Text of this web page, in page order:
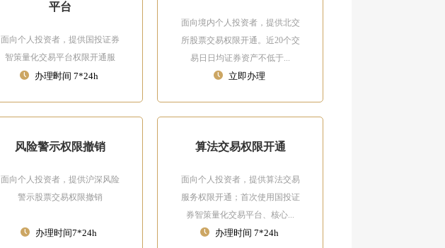
平台
面向个人投资者，提供国投证券
智策量化交易平台权限开通服
务。
办理时间 7*24h
面向境内个人投资者，提供北交
所股票交易权限开通。近20个交
易日日均证券资产不低于...
立即办理
风险警示权限撤销
面向个人投资者，提供沪深风险
警示股票交易权限撤销
办理时间7*24h
算法交易权限开通
面向个人投资者，提供算法交易
服务权限开通；首次使用国投证
券智策量化交易平台、核心...
办理时间 7*24h